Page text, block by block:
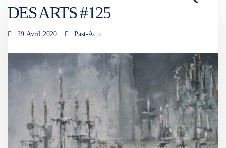
DES ARTS #125
29 Avril 2020 Past-Actu